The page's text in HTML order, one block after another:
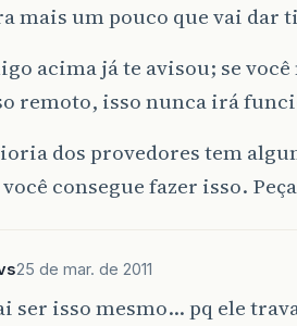
mais um pouco que vai dar
acima já te avisou; se
remoto, isso nunca irá
dos provedores tem
consegue fazer isso.
25 de mar. de 2011
ser isso mesmo… pq ele